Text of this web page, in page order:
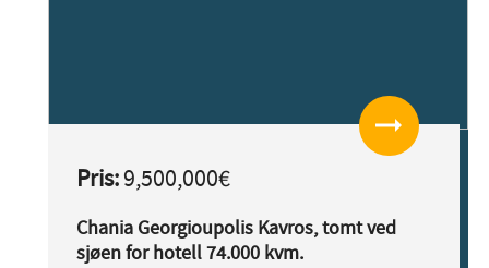
arrow_right_alt
Pris:9,500,000€
Chania Georgioupolis Kavros, tomt ved
sjøen for hotell 74.000 kvm.